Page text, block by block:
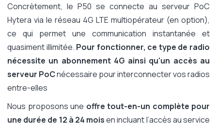
Concrètement, le P50 se connecte au serveur PoC
Hytera via le réseau 4G LTE multiopérateur (en option),
ce qui permet une communication instantanée et
quasiment illimitée. Pour fonctionner, ce type de radio
nécessite un abonnement 4G ainsi qu'un accès au
serveur PoCnécessaire pour interconnecter vos radios
entre-elles
Nous proposons une offre tout-en-un complète pour
une durée de 12 à 24 moisen incluant l’accès au service